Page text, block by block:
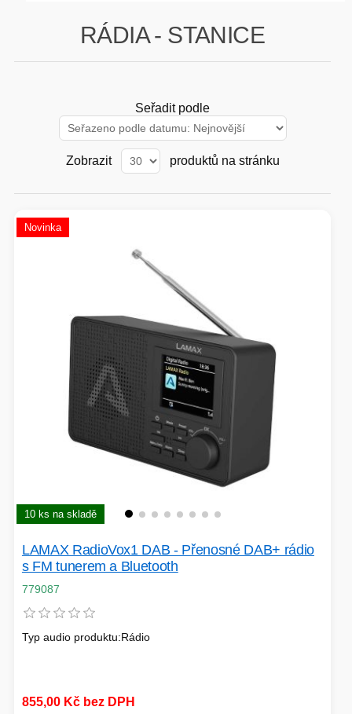
AI ROBOTIZACE
HERNÍ NTB
HERNÍ PODLOŽKY
GRAFICKÉ KARTY
ZÁKLADNÍ DESKY - INTEL
SOFTWARE
AI ENTERPRISE
KLÁVESNICE A MYŠI
ENTERPRISE
ZÁRUKY - SLUŽBY
INTERAKTIVNÍ HRAČKY
DOMÁCNOST
TOPENÍ
RÁDIA - STANICE
Seřadit podle
Zobrazit produktů na stránku
Novinka
10 ks na skladě
LAMAX RadioVox1 DAB - Přenosné DAB+ rádio
s FM tunerem a Bluetooth
779087
Typ audio produktu:Rádio
855,00 Kč bez DPH